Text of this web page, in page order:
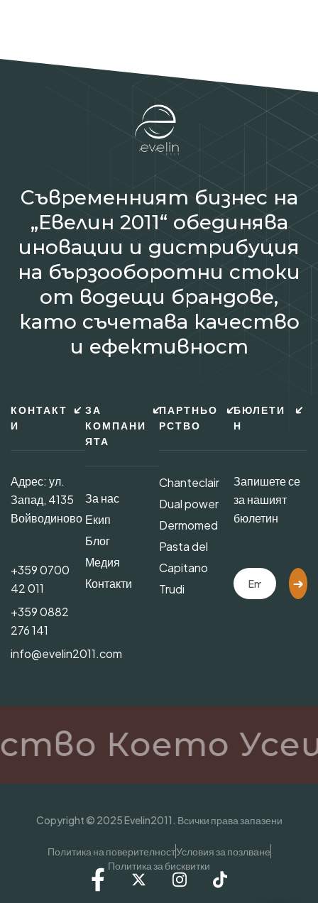
Съвременният бизнес на
„Евелин 2011“ обединява
иновации и дистрибуция
на бързооборотни стоки
от водещи брандове,
като съчетава качество
и ефективност
КОНТАКТ
И
Адрес: ул.
Запад, 4135
Войводиново
+359 0700
42 011
+359 0882
276 141
info@evelin2011.com
ЗА
КОМПАНИ
ЯТА
За нас
Екип
Блог
Медия
Контакти
ПАРТНЬО
РСТВО
Chanteclair
Dual power
Dermomed
Pasta del
Capitano
Trudi
БЮЛЕТИ
Н
Запишете се
за нашият
бюлетин
Което
Copyright © 2025 Evelin2011. Всички права запазени
Политика на поверителностУсловия за позлване
Политика за бисквитки